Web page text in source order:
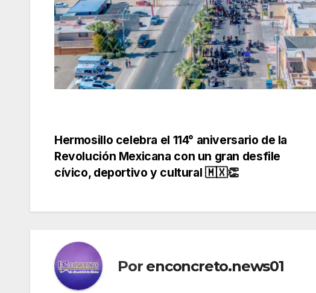
Navegación
de
Hermosillo celebra el 114° aniversario de la
Revolución Mexicana con un gran desfile
cívico, deportivo y cultural 🇲🇽👏
Por enconcreto.news01